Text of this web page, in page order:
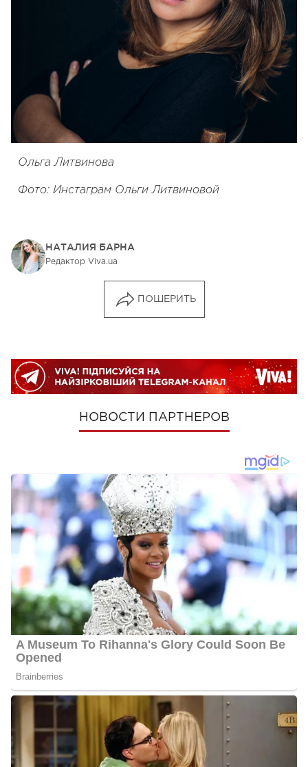
Ольга Литвинова
Фото: Инстаграм Ольги Литвиновой
НАТАЛИЯ БАРНА
Редактор Viva.ua
ПОШЕРИТЬ
НОВОСТИ ПАРТНЕРОВ